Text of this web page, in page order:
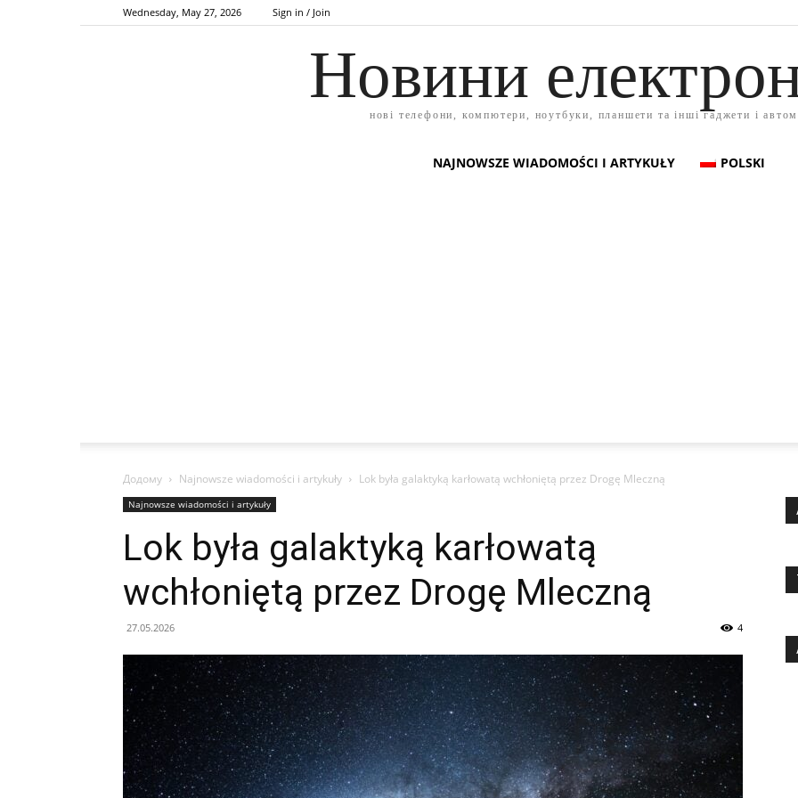
Wednesday, May 27, 2026 Sign in / Join
Новини
нові телефони, компютери, ноутбуки, планшети та інші гаджети і
NAJNOWSZE WIADOMOŚCI I ARTYKUŁY POLSKI
Додому Najnowsze wiadomości i artykuły Lok była galaktyką karłowatą wchłoniętą przez Drogę Mleczną
Najnowsze wiadomości i artykuły
Lok była galaktyką karłowatą
wchłoniętą przez Drogę Mleczną
27.05.2026 4